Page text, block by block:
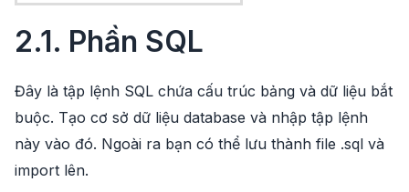
2.1. Phần SQL
Đây là tập lệnh SQL chứa cấu trúc bảng và dữ liệu bắt
buộc. Tạo cơ sở dữ liệu database và nhập tập lệnh
này vào đó. Ngoài ra bạn có thể lưu thành file .sql và
import lên.